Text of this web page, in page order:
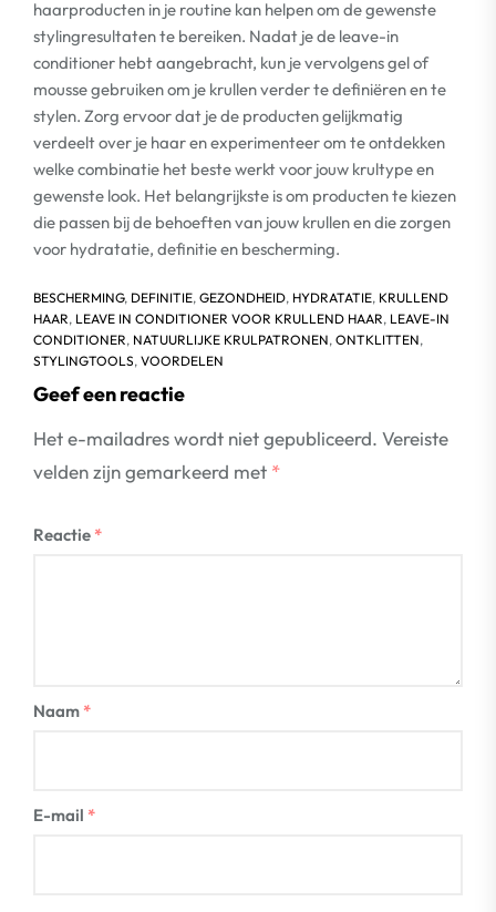
haarproducten in je routine kan helpen om de gewenste
stylingresultaten te bereiken. Nadat je de leave-in
conditioner hebt aangebracht, kun je vervolgens gel of
mousse gebruiken om je krullen verder te definiëren en te
stylen. Zorg ervoor dat je de producten gelijkmatig
verdeelt over je haar en experimenteer om te ontdekken
welke combinatie het beste werkt voor jouw krultype en
gewenste look. Het belangrijkste is om producten te kiezen
die passen bij de behoeften van jouw krullen en die zorgen
voor hydratatie, definitie en bescherming.
BESCHERMING, DEFINITIE, GEZONDHEID, HYDRATATIE, KRULLEND
HAAR, LEAVE IN CONDITIONER VOOR KRULLEND HAAR, LEAVE-IN
CONDITIONER, NATUURLIJKE KRULPATRONEN, ONTKLITTEN,
STYLINGTOOLS, VOORDELEN
Geef een reactie
Het e-mailadres wordt niet gepubliceerd. Vereiste
velden zijn gemarkeerd met *
Reactie *
Naam *
E-mail *